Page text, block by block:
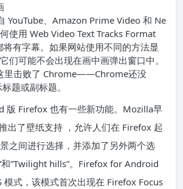
YouTube、Amazon Prime Video 和 Ne
使用 Web Video Text Tracks Format
将有字幕。如果网站使用不同的方法显
们可能不会出现在画中画弹出窗口中。
里击败了 Chrome——Chrome还没
题或副标题。
版 Firefox 也有一些新功能。Mozilla早
出了壁纸支持 ，允许人们在 Firefox 起
之间进行选择，并添加了另外两个选
和“Twilight hills”。Firefox for Android
模式，该模式首次出现在 Firefox Focus